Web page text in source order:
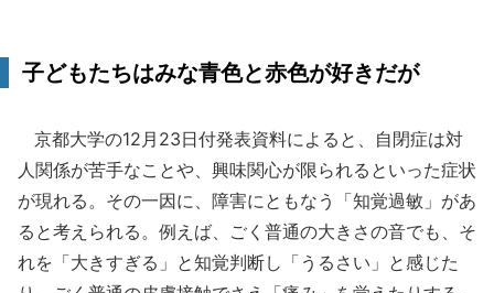
子どもたちはみな青色と赤色が好きだが
京都大学の12月23日付発表資料によると、自閉症は対
人関係が苦手なことや、興味関心が限られるといった症状
が現れる。その一因に、障害にともなう「知覚過敏」があ
ると考えられる。例えば、ごく普通の大きさの音でも、そ
れを「大きすぎる」と知覚判断し「うるさい」と感じた